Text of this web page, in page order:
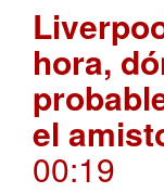
hora,
el
00:19